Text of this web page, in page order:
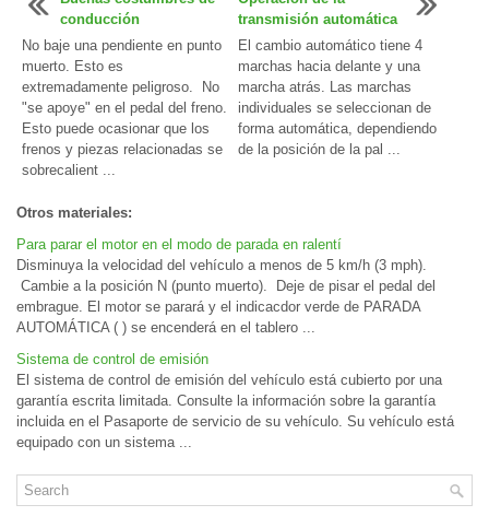
conducción
No baje una pendiente en punto
muerto. Esto es
extremadamente peligroso. No
"se apoye" en el pedal del freno.
Esto puede ocasionar que los
frenos y piezas relacionadas se
sobrecalient ...
transmisión automática
El cambio automático tiene 4
marchas hacia delante y una
marcha atrás. Las marchas
individuales se seleccionan de
forma automática, dependiendo
de la posición de la pal ...
Otros materiales:
Para parar el motor en el modo de parada en ralentí
Disminuya la velocidad del vehículo a menos de 5 km/h (3 mph).
Cambie a la posición N (punto muerto). Deje de pisar el pedal del
embrague. El motor se parará y el indicacdor verde de PARADA
AUTOMÁTICA ( ) se encenderá en el tablero ...
Sistema de control de emisión
El sistema de control de emisión del vehículo está cubierto por una
garantía escrita limitada. Consulte la información sobre la garantía
incluida en el Pasaporte de servicio de su vehículo. Su vehículo está
equipado con un sistema ...